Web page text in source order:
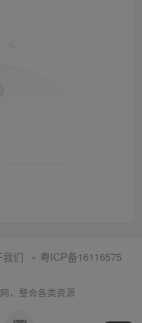
我们
粤ICP备16116575
，整合各类资源